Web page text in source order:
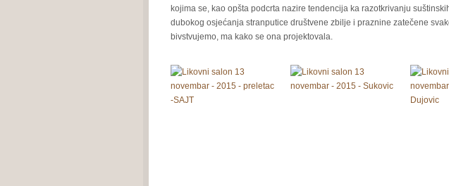
kojima se, kao opšta podcrta nazire tendencija ka razotkrivanju
dubokog osjećanja stranputice društvene zbilje i praznine zatečene
bivstvujemo, ma kako se ona projektovala.